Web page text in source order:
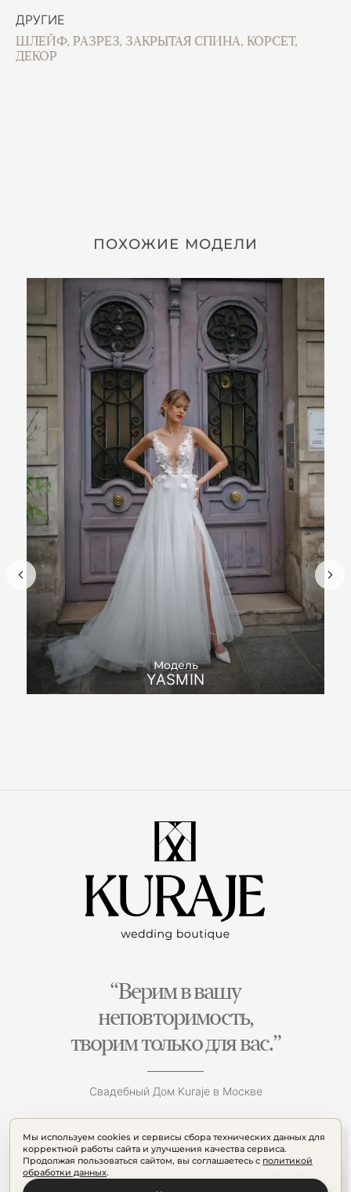
ДРУГИЕ
ШЛЕЙФ, РАЗРЕЗ, ЗАКРЫТАЯ СПИНА, КОРСЕТ,
ДЕКОР
ПОХОЖИЕ МОДЕЛИ
Модель
YASMIN
Мы используем cookies и сервисы сбора технических данных для
корректной работы сайта и улучшения качества сервиса.
Продолжая пользоваться сайтом, вы соглашаетесь с политикой
обработки данных.
“Верим в вашу
неповторимость,
творим только для вас.”
Свадебный Дом Kuraje в Москве